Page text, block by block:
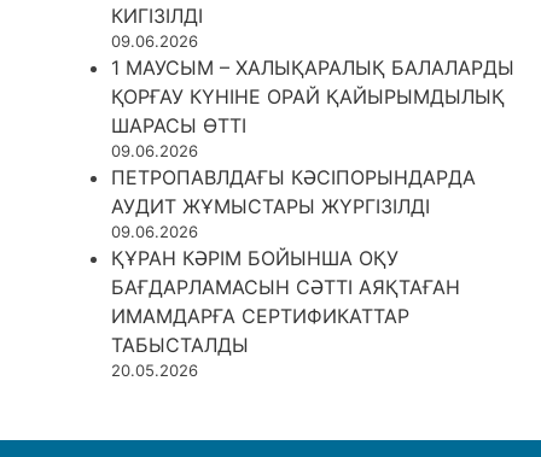
КИГІЗІЛДІ
09.06.2026
1 МАУСЫМ – ХАЛЫҚАРАЛЫҚ БАЛАЛАРДЫ
ҚОРҒАУ КҮНІНЕ ОРАЙ ҚАЙЫРЫМДЫЛЫҚ
ШАРАСЫ ӨТТІ
09.06.2026
ПЕТРОПАВЛДАҒЫ КӘСІПОРЫНДАРДА
АУДИТ ЖҰМЫСТАРЫ ЖҮРГІЗІЛДІ
09.06.2026
ҚҰРАН КӘРІМ БОЙЫНША ОҚУ
БАҒДАРЛАМАСЫН СӘТТІ АЯҚТАҒАН
ИМАМДАРҒА СЕРТИФИКАТТАР
ТАБЫСТАЛДЫ
20.05.2026